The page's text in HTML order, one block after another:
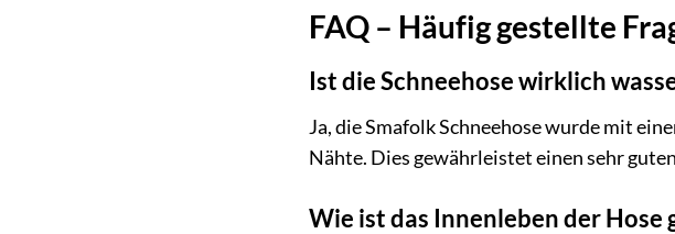
FAQ – Häufig gestellte
Ist die Schneehose wirklich
Ja, die Smafolk Schneehose wurde mit
Nähte. Dies gewährleistet einen sehr
Wie ist das Innenleben der Hose